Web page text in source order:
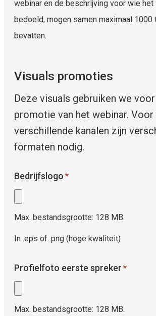
webinar en de beschrijving voor wie het
bedoeld, mogen samen maximaal 1000
bevatten.
Visuals promoties
Deze visuals gebruiken we
promotie van het webinar. Voor
verschillende kanalen zijn
formaten nodig.
Bedrijfslogo*
Max. bestandsgrootte: 128 MB.
In .eps of .png (hoge kwaliteit)
Profielfoto eerste spreker*
Max. bestandsgrootte: 128 MB.